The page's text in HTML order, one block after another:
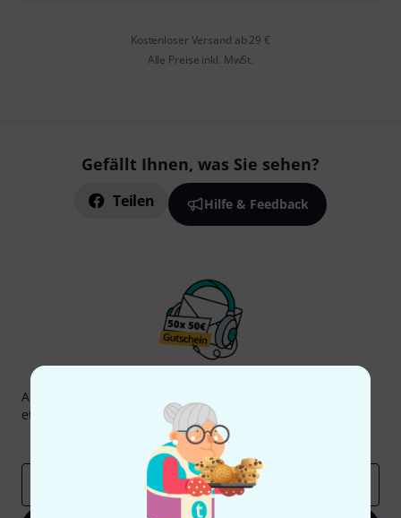
Kostenloser Versand ab 29 €
Alle Preise inkl. MwSt.
Gefällt Ihnen, was Sie sehen?
Teilen Hilfe & Feedback
Abonniere den Thomann Newsletter und gewinne mit
etwas Glück einen von
50 Gutscheinen
Inspirierende Beiträge
Deals